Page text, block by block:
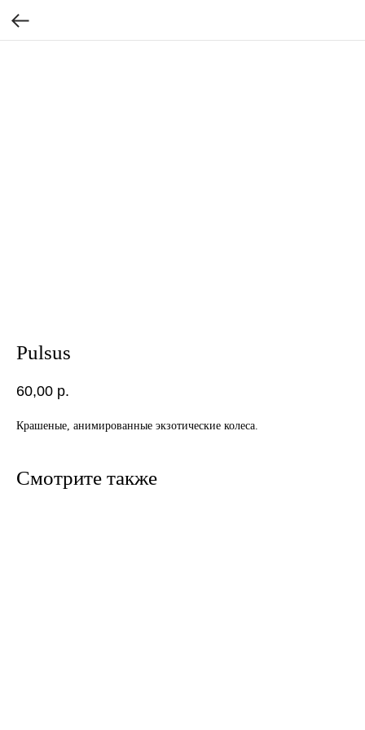
Pulsus
60,00 р.
Крашеные, анимированные экзотические колеса.
Смотрите также